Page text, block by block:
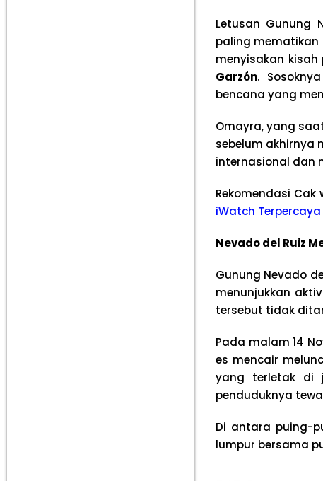
Letusan Gunung
paling mematikan
menyisakan
Garzón.
bencana yang
Omayra, yang
sebelum akhirnya
internasional dan
Rekomendasi Cak
iWatch
Nevado del Ruiz
Gunung Nevado
menunjukkan
tersebut tidak
Pada malam 14
es mencair
yang terletak di
penduduknya
Di antara puing-
lumpur bersama